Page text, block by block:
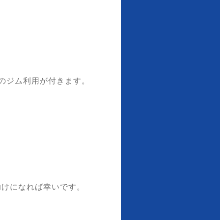
ム利用が付きます。
になれば幸いです。